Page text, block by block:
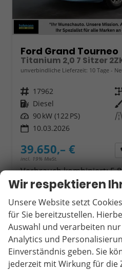
Ford Grand Tourneo
unverbindliche Lieferzeit: 10 Tage
Fahrzeugnr. 17962
Kraftstoff Diesel
Leistung 90 kW (122 PS) Kilometerstand
10.03.2026
39.650,– €
incl. 19% MwSt.
Verbrauch kombiniert:
CO2-Klasse: E
CO -Emissionen:151,00
ab 376,– € mtl.
Wir respektieren
Unsere Website setzt
für Sie bereitzustellen.
Auswahl und verarbeiten
Analytics und
Einverständnis geben. Sie
jederzeit mit Wirkung für die